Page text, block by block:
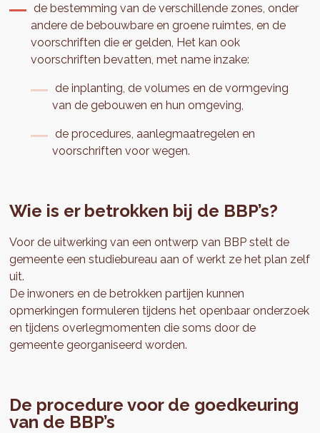
de bestemming van de verschillende zones, onder
andere de bebouwbare en groene ruimtes, en de
voorschriften die er gelden, Het kan ook
voorschriften bevatten, met name inzake:
de inplanting, de volumes en de vormgeving
van de gebouwen en hun omgeving,
de procedures, aanlegmaatregelen en
voorschriften voor wegen.
Wie is er betrokken bij de BBP’s?
Voor de uitwerking van een ontwerp van BBP stelt de
gemeente een studiebureau aan of werkt ze het plan zelf
uit.
De inwoners en de betrokken partijen kunnen
opmerkingen formuleren tijdens het openbaar onderzoek
en tijdens overlegmomenten die soms door de
gemeente georganiseerd worden.
De procedure voor de goedkeuring
van de BBP’s